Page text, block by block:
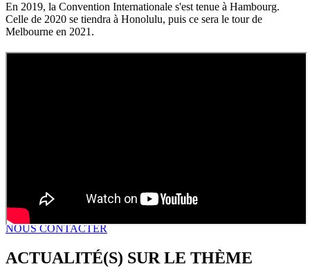
En 2019, la Convention Internationale s'est tenue à Hambourg.
Celle de 2020 se tiendra à Honolulu, puis ce sera le tour de
Melbourne en 2021.
NOUS CONTACTER
ACTUALITÉ(S) SUR LE THÈME